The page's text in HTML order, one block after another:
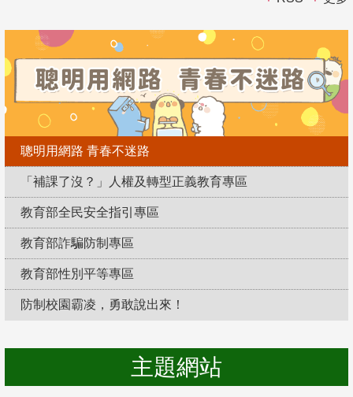
聰明用網路 青春不迷路
「補課了沒？」人權及轉型正義教育專區
教育部全民安全指引專區
教育部詐騙防制專區
教育部性別平等專區
防制校園霸凌，勇敢說出來！
主題網站